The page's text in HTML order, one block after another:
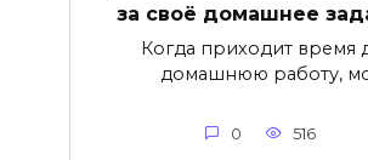
за своё домашнее
Когда приходит время
домашнюю работу,
0 516